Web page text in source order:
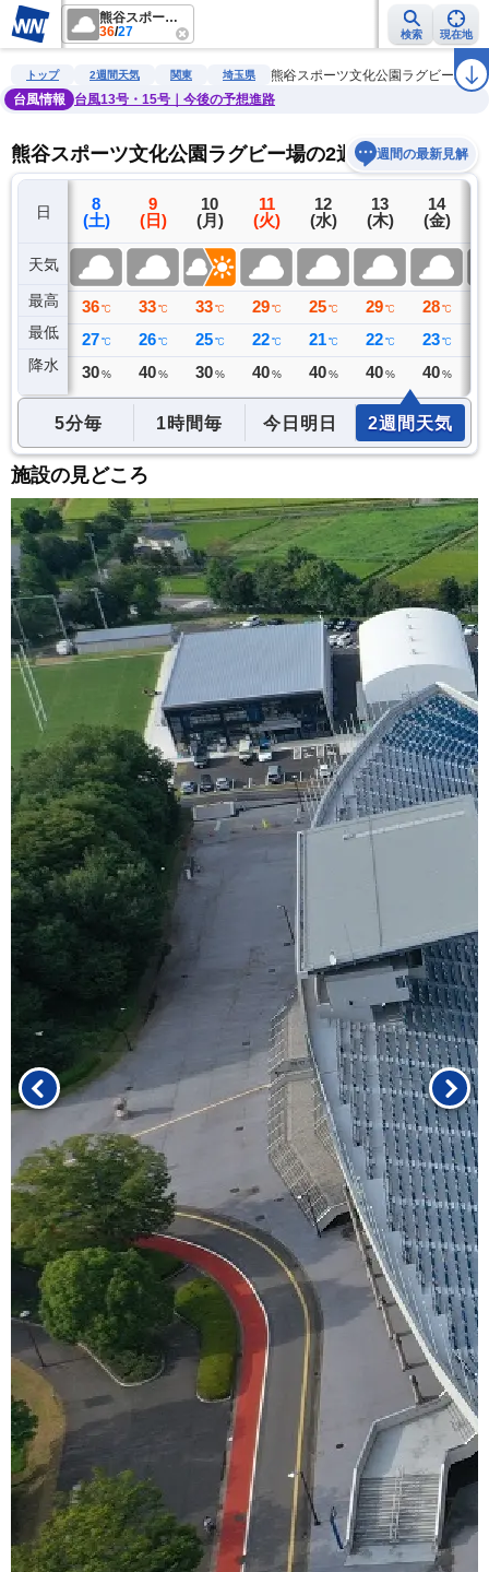
熊谷スポーツ文化公園ラグビー場
36/27 検索 現在地
雨雲レーダー 台風情報 地震情報 警報・注意報 2週間天気 ラ
トップ 2週間天気 関東 埼玉県
熊谷スポーツ文化公園ラグビー場
台風情報
台風13号・15号｜今後の予想進路
熊谷スポーツ文化公園ラグビー場の2週間天気予報
週間の最新見解
日
天気
最高
最低
降水
7
(金)
37 ℃
27 ℃
0 ミリ
8
(土)
36 ℃
27 ℃
30 %
9
(日)
33 ℃
26 ℃
40 %
10
(月)
33 ℃
25 ℃
30 %
11
(火)
29 ℃
22 ℃
40 %
12
(水)
25 ℃
21 ℃
40 %
13
(木)
29 ℃
22 ℃
40 %
14
(金)
28 ℃
23 ℃
40 %
5分毎 1時間毎 今日明日 2週間天気
施設の見どころ